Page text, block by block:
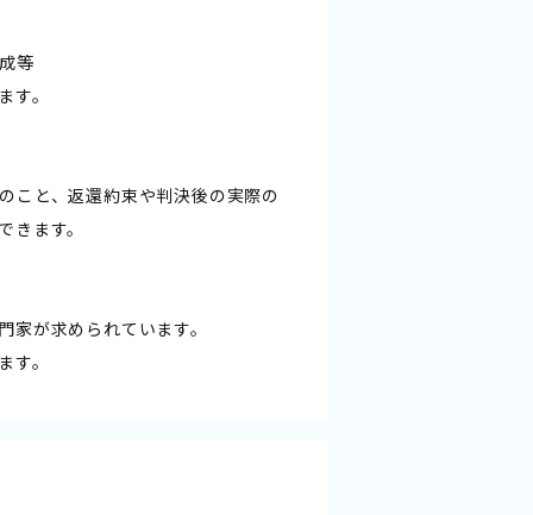
等
。
こと、返還約束や判決後の実際の
ます。
が求められています。
。